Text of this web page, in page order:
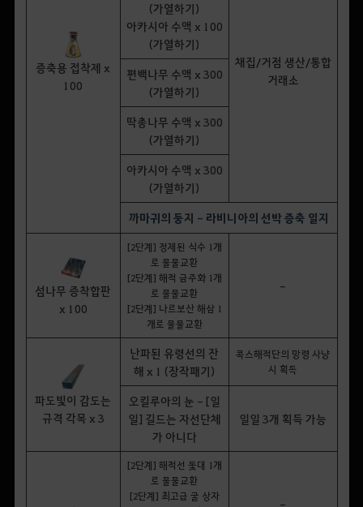
증축용 접착제 x
100
(가열하기)
아카시아 수액 x 100
(가열하기)
채집/거점 생산/통합
거래소
편백나무 수액 x 300
(가열하기)
딱총나무 수액 x 300
(가열하기)
아카시아 수액 x 300
(가열하기)
까마귀의 둥지 - 라비니아의 선박 증축 일지
섬나무 증착합판
x 100
[2단계] 정제된 식수 1개
로 물물교환
[2단계] 해적 금주화 1개
로 물물교환
[2단계] 나르보산 해삼 1
개로 물물교환
-
파도빛이 감도는
규격 각목 x 3
난파된 유령선의 잔
해 x 1 (장작패기)
콕스해적단의 망령 사냥
시 획득
오킬루아의 눈 - [일
일] 길드는 자선단체
가 아니다
일일 3개 획득 가능
[2단계] 해적선 돛대 1개
로 물물교환
[2단계] 최고급 굴 상자
-